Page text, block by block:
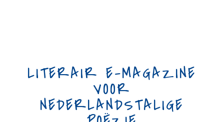
LITERAIR E-MAGAZINE
VOOR
NEDERLANDSTALIGE